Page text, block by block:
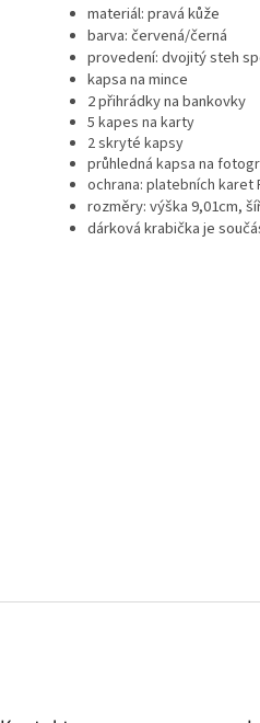
materiál: pravá kůže
barva: červená/černá
provedení: dvojitý steh
kapsa na mince
2 přihrádky na bankovky
5 kapes na karty
2 skryté kapsy
průhledná kapsa na
ochrana: platebních karet
rozměry: výška 9,01cm,
dárková krabička je